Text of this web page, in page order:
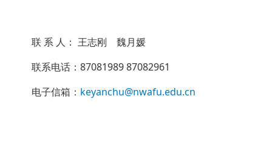
联 系 人： 王志刚 魏月媛
联系电话：87081989 87082961
电子信箱： keyanchu@nwafu.edu.cn